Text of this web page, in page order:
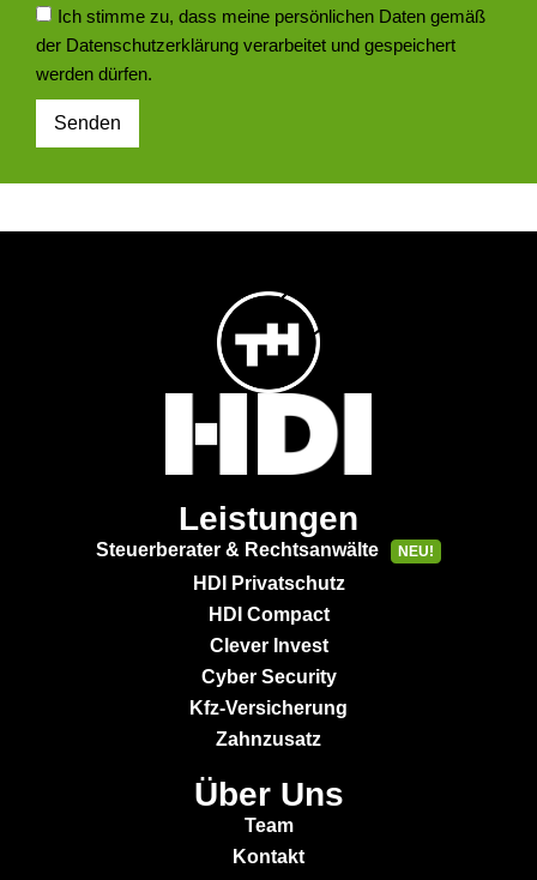
Ich stimme zu, dass meine persönlichen Daten gemäß
der Datenschutzerklärung verarbeitet und gespeichert
werden dürfen.
Senden
Leistungen
Steuerberater & Rechtsanwälte NEU!
HDI Privatschutz
HDI Compact
Clever Invest
Cyber Security
Kfz-Versicherung
Zahnzusatz
Über Uns
Team
Kontakt